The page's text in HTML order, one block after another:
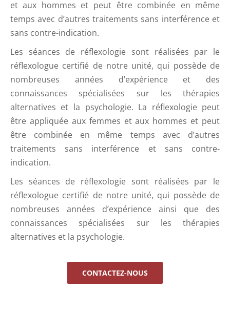
et aux hommes et peut être combinée en même
temps avec d’autres traitements sans interférence et
sans contre-indication.
Les séances de réflexologie sont réalisées par le
réflexologue certifié de notre unité, qui possède de
nombreuses années d’expérience et des
connaissances spécialisées sur les thérapies
alternatives et la psychologie. La réflexologie peut
être appliquée aux femmes et aux hommes et peut
être combinée en même temps avec d’autres
traitements sans interférence et sans contre-
indication.
Les séances de réflexologie sont réalisées par le
réflexologue certifié de notre unité, qui possède de
nombreuses années d’expérience ainsi que des
connaissances spécialisées sur les thérapies
alternatives et la psychologie.
CONTACTEZ-NOUS